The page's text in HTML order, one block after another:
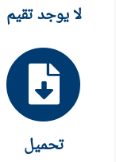
لا يوجد تقيم
تحميل